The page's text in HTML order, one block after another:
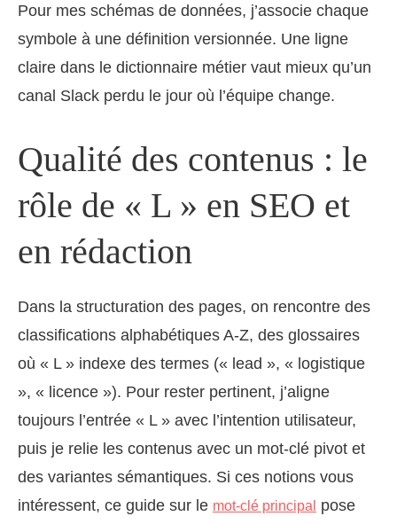
Pour mes schémas de données, j’associe chaque
symbole à une définition versionnée. Une ligne
claire dans le dictionnaire métier vaut mieux qu’un
canal Slack perdu le jour où l’équipe change.
Qualité des contenus : le
rôle de « L » en SEO et
en rédaction
Dans la structuration des pages, on rencontre des
classifications alphabétiques A‑Z, des glossaires
où « L » indexe des termes (« lead », « logistique
», « licence »). Pour rester pertinent, j’aligne
toujours l’entrée « L » avec l’intention utilisateur,
puis je relie les contenus avec un mot-clé pivot et
des variantes sémantiques. Si ces notions vous
intéressent, ce guide sur le mot-clé principal
pose